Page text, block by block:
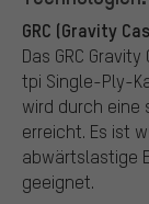
GRC (Gravity
Das GRC
tpi Single-Ply-
wird durch eine
erreicht. Es ist
abwärtslastige
geeignet.